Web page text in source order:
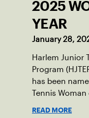
2025
YEAR
January 28,
Harlem Junior
Program
has been
Tennis
READ MORE